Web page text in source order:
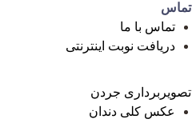
تماس
تماس با ما
دریافت نوبت اینترنتی
تصویربرداری جردن
عکس کلی دندان